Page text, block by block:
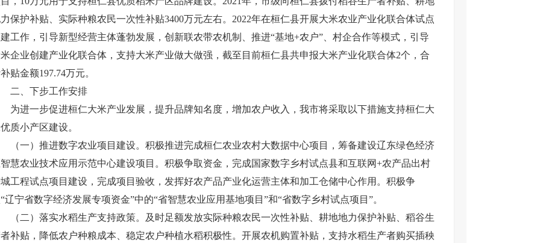
保护补贴、实际种粮农民一次性补贴3400万元左右。2022年在桓仁县开展大米农业产业化联合体试点
工作，引导新型经营主体蓬勃发展，创新联农带农机制、推进“基地+农户”、村企合作等模式，引导
企业创建产业化联合体，支持大米产业做大做强，截至目前桓仁县共申报大米产业化联合体2个，合
贴金额197.74万元。
、下步工作安排
进一步促进桓仁大米产业发展，提升品牌知名度，增加农户收入，我市将采取以下措施支持桓仁大
质小产区建设。
一）推进数字农业项目建设。积极推进完成桓仁农业农村大数据中心项目，筹备建设辽东绿色经济
智慧农业技术应用示范中心建设项目。积极争取资金，完成国家数字乡村试点县和互联网+农产品出村
工程试点项目建设，完成项目验收，发挥好农产品产业化运营主体和加工仓储中心作用。积极争
辽宁省数字经济发展专项资金”中的“省智慧农业应用基地项目”和“省数字乡村试点项目”。
二）落实水稻生产支持政策。及时足额发放实际种粮农民一次性补贴、耕地地力保护补贴、稻谷生
补贴，降低农户种粮成本、稳定农户种植水稻积极性。开展农机购置补贴，支持水稻生产者购买插秧